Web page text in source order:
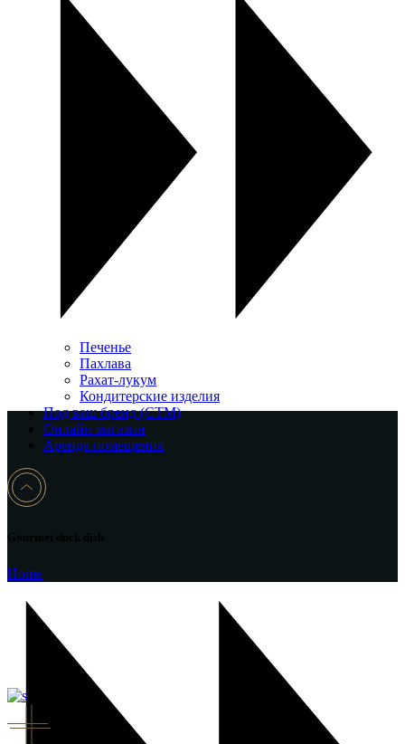
Печенье
Пахлава
Рахат-лукум
Кондитерские изделия
Под ваш бренд (CTM)
Онлайн магазин
Аренда помещения
Home